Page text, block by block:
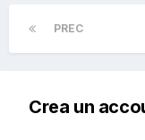
PREC
Crea un